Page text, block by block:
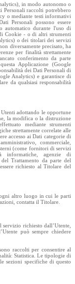
in modo autonomo o
raccolti potrebbero
o mediante testi informativi
Personali possono essere
automatico durante l'uso di
Cookie - o di altri strumenti
o dei titolari dei servizi
diversamente precisato, ha
per finalità strettamente
conferimento da parte
Applicazione (Google
dei Dati Personali di
Analytics) e garantisce di
da qualsiasi responsabilità
adottando le opportune
la modifica o la distruzione
mediante strumenti
strettamente correlate alle
accesso ai Dati categorie di
commerciale,
(come fornitori di servizi
informatiche, agenzie di
del Trattamento da parte del
richiesto al Titolare del
altro luogo in cui le parti
contatta il Titolare.
richiesto dall’Utente,
può sempre chiedere
raccolti per consentire al
Statistica. Le tipologie di
sezioni specifiche di questo